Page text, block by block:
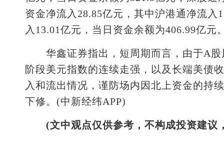
资金净流入28.85亿元，其中沪港通净流
入13.01亿元，当日资金余额为406.99亿元
华鑫证券指出，短周期而言，由于A股
阶段美元指数的连续走强，以及长端美债
入和流出情况，谨防场内因北上资金的持
下修。(中新经纬APP)
(文中观点仅供参考，不构成投资建议